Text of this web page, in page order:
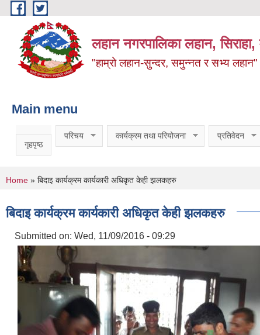
Skip to main content
लहान नगरपालिका लहान,
"हाम्रो लहान-सुन्दर, समुन्नत र सभ्य लहान"
Main menu
गृहपृष्ठ
परिचय कार्यक्रम तथा परियोजना प्रतिवेदन
You are here
Home » बिदाइ कार्यक्रम कार्यकारी अधिकृत केही झलकहरु
बिदाइ कार्यक्रम कार्यकारी अधिकृत केही झलकहरु
Submitted on: Wed, 11/09/2016 - 09:29